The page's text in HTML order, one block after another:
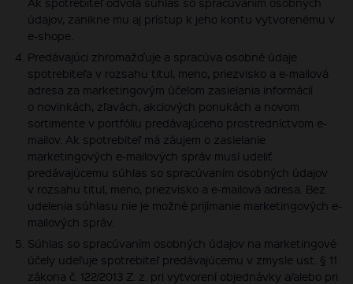
údajov, zanikne mu aj prístup k jeho kontu vytvorenému v
e-shope.
Predávajúci zhromažďuje a spracúva osobné údaje
spotrebiteľa v rozsahu titul, meno, priezvisko a e-mailová
adresa za marketingovým účelom zasielania informácií
o novinkách, zľavách, akciových ponukách a novom
sortimente v portfóliu predávajúceho prostredníctvom e-
mailov. Ak spotrebiteľ má záujem o zasielanie
marketingových e-mailových správ musí udeliť
predávajúcemu súhlas so spracúvaním osobných údajov
v rozsahu titul, meno, priezvisko a e-mailová adresa. Bez
udelenia súhlasu nie je možné prijímanie marketingových e-
mailových správ.
Súhlas so spracúvaním osobných údajov na marketingové
účely udeľuje spotrebiteľ predávajúcemu v zmysle ust. § 11
zákona č. 122/2013 Z. z. pri vytvorení objednávky a/alebo pri